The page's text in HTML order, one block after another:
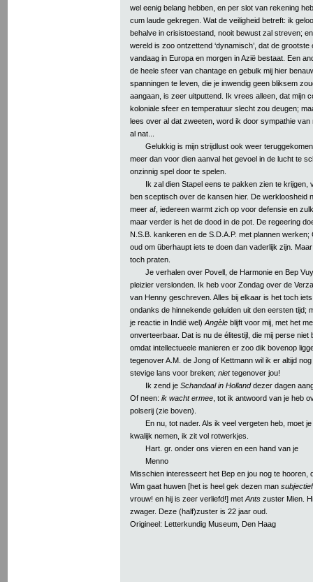
wel eenig belang hebben, en per slot van rekening
cum laude gekregen. Wat de veiligheid betreft: ik
behalve in crisistoestand, nooit bewust zal streven;
wereld is zoo ontzettend ‘dynamisch’, dat de grootste
vandaag in Europa en morgen in Azië bestaat. Een
de heele sfeer van chantage en gebulk mij hier
spanningen te leven, die je inwendig geen bliksem
aangaan, is zeer uitputtend. Ik vrees alleen, dat mijn
koloniale sfeer en temperatuur slecht zou deugen;
lees over al dat zweeten, word ik door sympathie van
al nat...
Gelukkig is mijn strijdlust ook weer
meer dan voor dien aanval het gevoel in de lucht te
onzinnig spel door te spelen.
Ik zal dien Stapel eens te pakken zien te krijgen,
ben sceptisch over de kansen hier. De werkloosheid
meer af, iedereen warmt zich op voor defensie en
maar verder is het de dood in de pot. De regeering
N.S.B. kankeren en de S.D.A.P. met plannen werken;
oud om überhaupt iets te doen dan vaderlijk zijn.
toch praten.
Je verhalen over Povell, de Harmonie en Bep
pleizier verslonden. Ik heb voor Zondag over de
van Henny geschreven. Alles bij elkaar is het toch
ondanks de hinnekende geluiden uit den eersten tijd;
je reactie in Indië wel) Angèle blijft voor mij, met het
onverteerbaar. Dat is nu de élitestijl, die mij perse niet
omdat intellectueele manieren er zoo dik bovenop
tegenover A.M. de Jong of Kettmann wil ik er altijd
stevige lans voor breken; niettegenover jou!
Ik zend je Schandaal in Hollanddezer dagen
Of neen: ik wacht ermee , tot ik antwoord van je heb
polserij (zie boven).
En nu, tot nader. Als ik veel vergeten heb, moet
kwalijk nemen, ik zit vol rotwerkjes.
Hart. gr. onder ons vieren en een hand van je
Menno
Misschien interesseert het Bep en jou nog te hooren,
Wim gaat huwen [het is heel gek dezen man subjectief
vrouw! en hij is zeer verliefd!] met Ants zuster Mien.
zwager. Deze (half)zuster is 22 jaar oud.
Origineel: Letterkundig Museum, Den Haag